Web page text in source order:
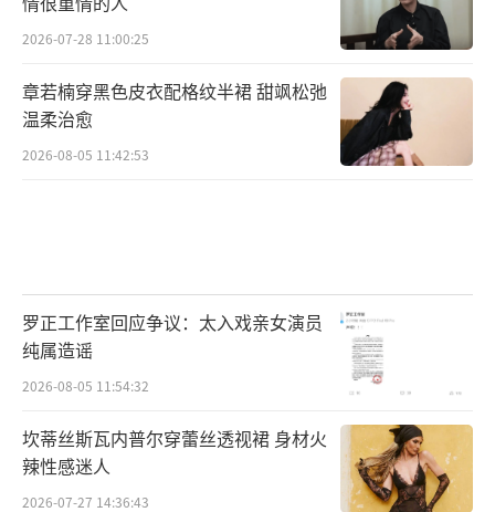
2026-07-28 11:00:25
章若楠穿黑色皮衣配格纹半裙 甜飒松弛
温柔治愈
2026-08-05 11:42:53
罗正工作室回应争议：太入戏亲女演员
纯属造谣
2026-08-05 11:54:32
坎蒂丝斯瓦内普尔穿蕾丝透视裙 身材火
辣性感迷人
2026-07-27 14:36:43